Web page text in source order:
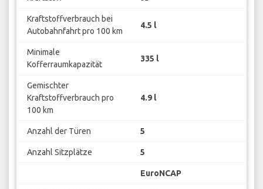
Kraftstoffverbrauch bei
Autobahnfahrt pro 100 km
4.5 l
Minimale
Kofferraumkapazität
335 l
Gemischter
Kraftstoffverbrauch pro
100 km
4.9 l
Anzahl der Türen 5
Anzahl Sitzplätze 5
EuroNCAP